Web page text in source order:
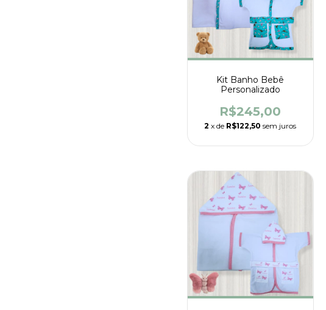
Kit Banho Bebê
Personalizado
R$245,00
2 x de R$122,50 sem juros